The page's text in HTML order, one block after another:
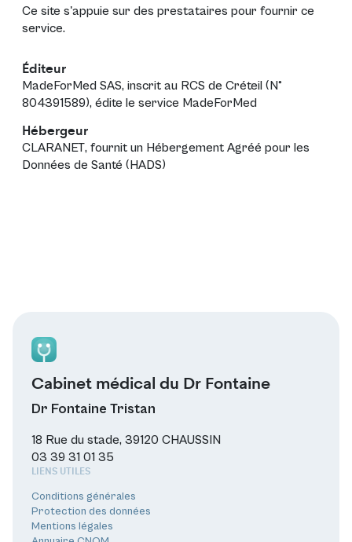
Ce site s'appuie sur des prestataires pour fournir ce
service.
Éditeur
MadeForMed SAS, inscrit au RCS de Créteil (N°
804391589), édite le service MadeForMed
Hébergeur
CLARANET, fournit un Hébergement Agréé pour les
Données de Santé (HADS)
Cabinet médical du Dr Fontaine
Dr Fontaine Tristan
18 Rue du stade, 39120 CHAUSSIN
03 39 31 01 35
LIENS UTILES
Conditions générales
Protection des données
Mentions légales